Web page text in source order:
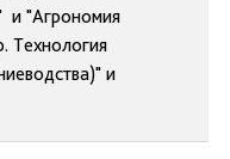
и "Агрономия
Технология
и